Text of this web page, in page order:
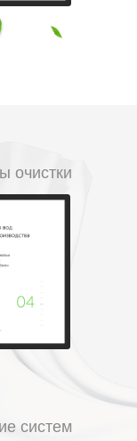
очистки
систем